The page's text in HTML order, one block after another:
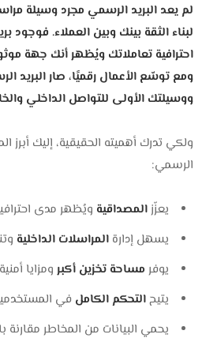
لم يعد البريد الرسمي مجرد وسيلة
لبناء الثقة بينك وبين العملاء.
احترافية تعاملاتك ويُظهر أنك جهة
ومع توسّع الأعمال رقميًا، صار
ووسيلتك الأولى للتواصل الداخلي
ولكي تدرك أهميته الحقيقية، إليك أبرز
الرسمي:
يعزّزالمصداقية ويُظهر مدى
يسهل إدارةالمراسلات الداخلية
يوفر مساحة تخزين أكبر ومزايا
يتيحالتحكم الكامل في
يحمي البيانات من المخاطر مقارنة